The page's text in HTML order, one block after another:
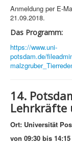
Anmeldung per E-
21.09.2018.
Das Programm:
https://www.uni-
potsdam.de/
14.
Lehrkräfte
Ort: Universität
von 09:30 bis